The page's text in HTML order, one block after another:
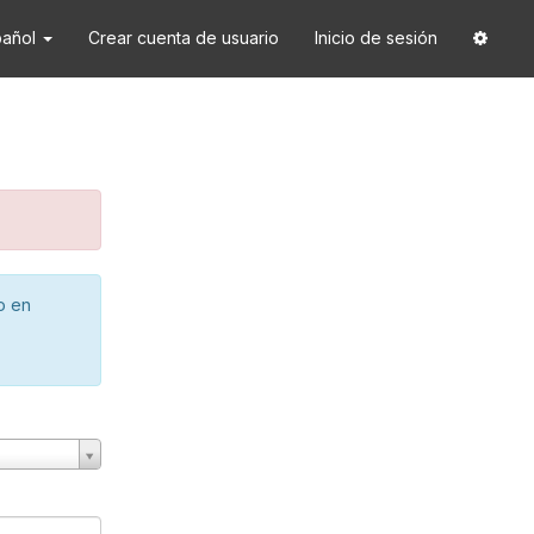
Crear cuenta de usuario Inicio de sesión
en